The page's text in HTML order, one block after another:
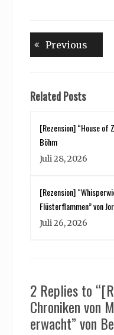
Previous
Related Posts
[Rezension] “House of
Böhm
Juli 28, 2026
[Rezension]
Flüsterflammen” von
Juli 26, 2026
2 Replies to
Chroniken von
erwacht” von